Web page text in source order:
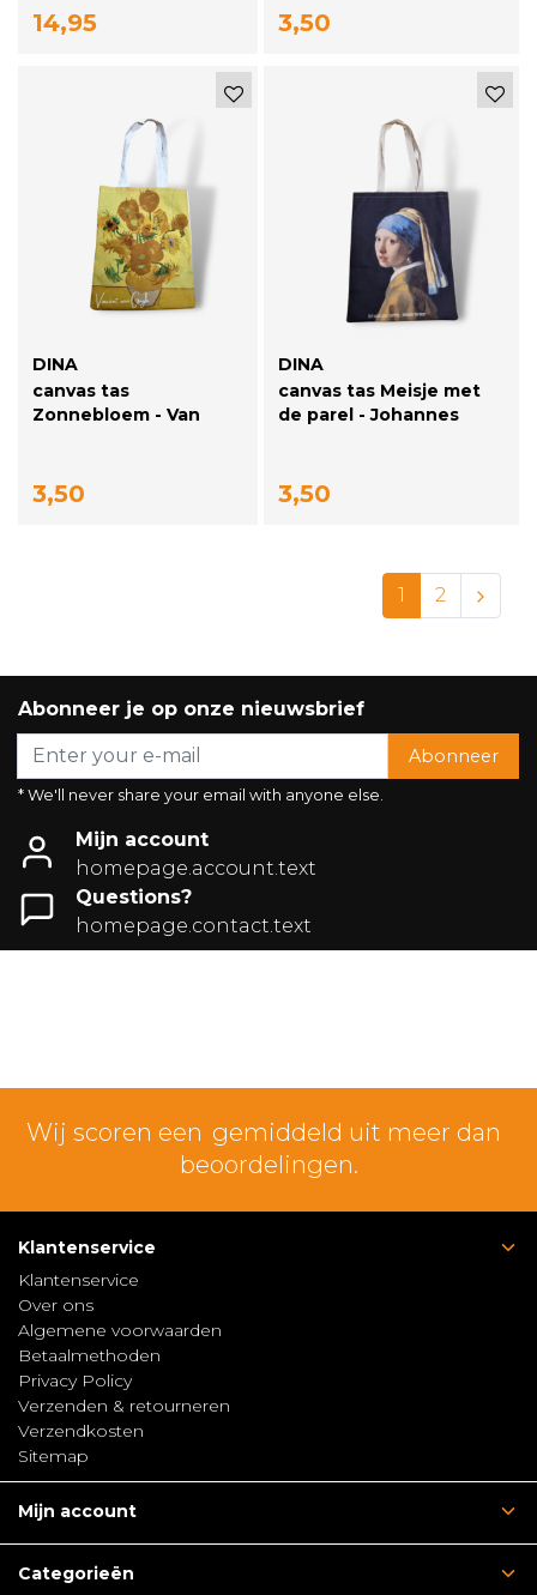
14,95 3,50
DINA
canvas tas
Zonnebloem - Van
3,50
DINA
canvas tas Meisje met
de parel - Johannes
3,50
1 2
Abonneer je op onze nieuwsbrief
Abonneer
* We'll never share your email with anyone else.
Mijn account
homepage.account.text
Questions?
homepage.contact.text
Wij scoren een gemiddeld uit meer dan
beoordelingen.
Klantenservice
Klantenservice
Over ons
Algemene voorwaarden
Betaalmethoden
Privacy Policy
Verzenden & retourneren
Verzendkosten
Sitemap
Mijn account
Categorieën